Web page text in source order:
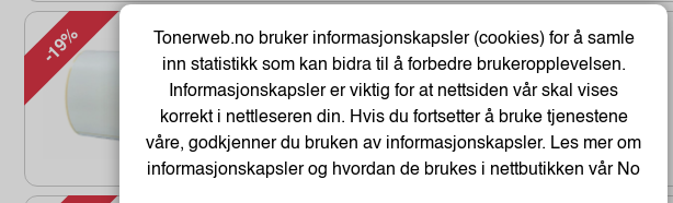
-19% Termoetikett 102X192Mm Ø76Mm (350 stk)
Lagerstatus:1344 stk på lager.
Sendes om:1-3 dager
Obs, kun3 Stk. til denne tilbudsprisen
Tonerweb.no bruker informasjonskapsler (cookies) for å samle
inn statistikk som kan bidra til å forbedre brukeropplevelsen.
Informasjonskapsler er viktig for at nettsiden vår skal vises
korrekt i nettleseren din. Hvis du fortsetter å bruke tjenestene
våre, godkjenner du bruken av informasjonskapsler. Les mer om
informasjonskapsler og hvordan de brukes i nettbutikken vårNo